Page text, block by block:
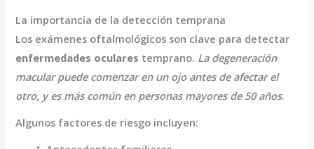
La importancia de la detección temprana
Los exámenes oftalmológicos son clave para detectar
enfermedades oculares temprano. La degeneración
macular puede comenzar en un ojo antes de afectar el
otro, y es más común en personas mayores de 50 años.
Algunos factores de riesgo incluyen: